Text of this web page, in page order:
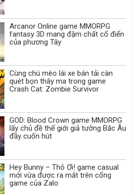
Arcanor Online game MMORPG
fantasy 3D mang đậm chất cổ điển
của phương Tây
Cùng chú mèo lái xe bán tải càn
quét bọn thây ma trong game
Crash Cat: Zombie Survivor
GOD: Blood Crown game MMORPG
lấy chủ đề thế giới giả tưởng Bắc Âu
đầy cuốn hút
Hey Bunny – Thỏ Ơi! game casual
mới vừa được ra mắt trên cổng
game của Zalo